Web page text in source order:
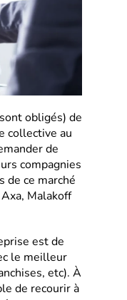
obligés) de
collective au
de
compagnies
de ce marché
Malakoff
est de
le meilleur
etc). À
de recourir à